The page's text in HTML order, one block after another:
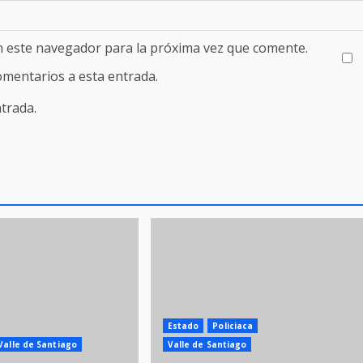
navegador para la próxima vez que comente.
a esta entrada.
de Santiago
Estado
Policiaca
Valle de Santiago